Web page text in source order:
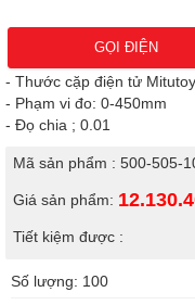
GỌI ĐIỆN
- Thước cặp điện tử
- Phạm vi đo: 0-450mm
- Đọ chia ; 0.01
Mã sản phẩm : 500-505-
Giá sản phẩm:
Tiết kiệm được :
Số lượng: 100